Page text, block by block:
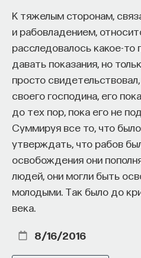
К тяжелым сторонам,
и рабовладением,
расследовалось какое-то
давать показания, но
просто
своего господина, его
до тех пор, пока его не
Суммируя все то, что
утверждать, что рабов
освобождения они
людей, они могли быть
молодыми. Так было до
века.
8/16/2016